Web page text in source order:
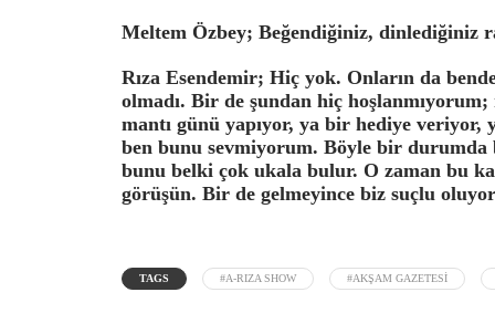
Meltem Özbey; Beğendiğiniz, dinlediğiniz
Rıza Esendemir; Hiç yok. Onların da
olmadı. Bir de şundan hiç
mantı günü yapıyor, ya bir hediye
ben bunu sevmiyorum. Böyle bir durumda
bunu belki çok ukala bulur. O zaman bu
görüşün. Bir de gelmeyince biz suçlu
TAGS #A-RIZA SHOW #AKŞAM GAZETESI